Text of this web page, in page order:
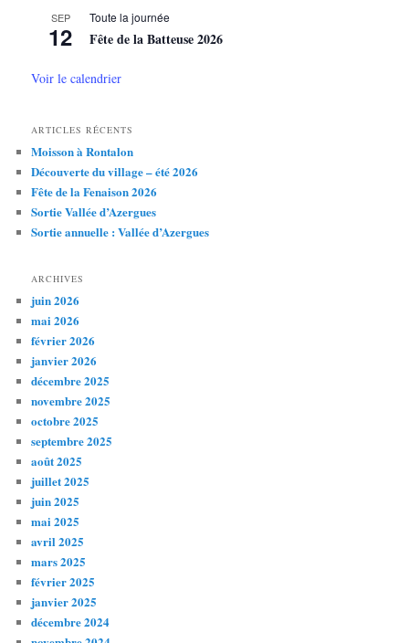
SEP
12
Toute la journée
Fête de la Batteuse 2026
Voir le calendrier
ARTICLES RÉCENTS
Moisson à Rontalon
Découverte du village – été 2026
Fête de la Fenaison 2026
Sortie Vallée d’Azergues
Sortie annuelle : Vallée d’Azergues
ARCHIVES
juin 2026
mai 2026
février 2026
janvier 2026
décembre 2025
novembre 2025
octobre 2025
septembre 2025
août 2025
juillet 2025
juin 2025
mai 2025
avril 2025
mars 2025
février 2025
janvier 2025
décembre 2024